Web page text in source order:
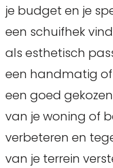
je budget en je
een schuifhek
als esthetisch
een handmatig
een goed gekozen
van je woning of
verbeteren en
van je terrein